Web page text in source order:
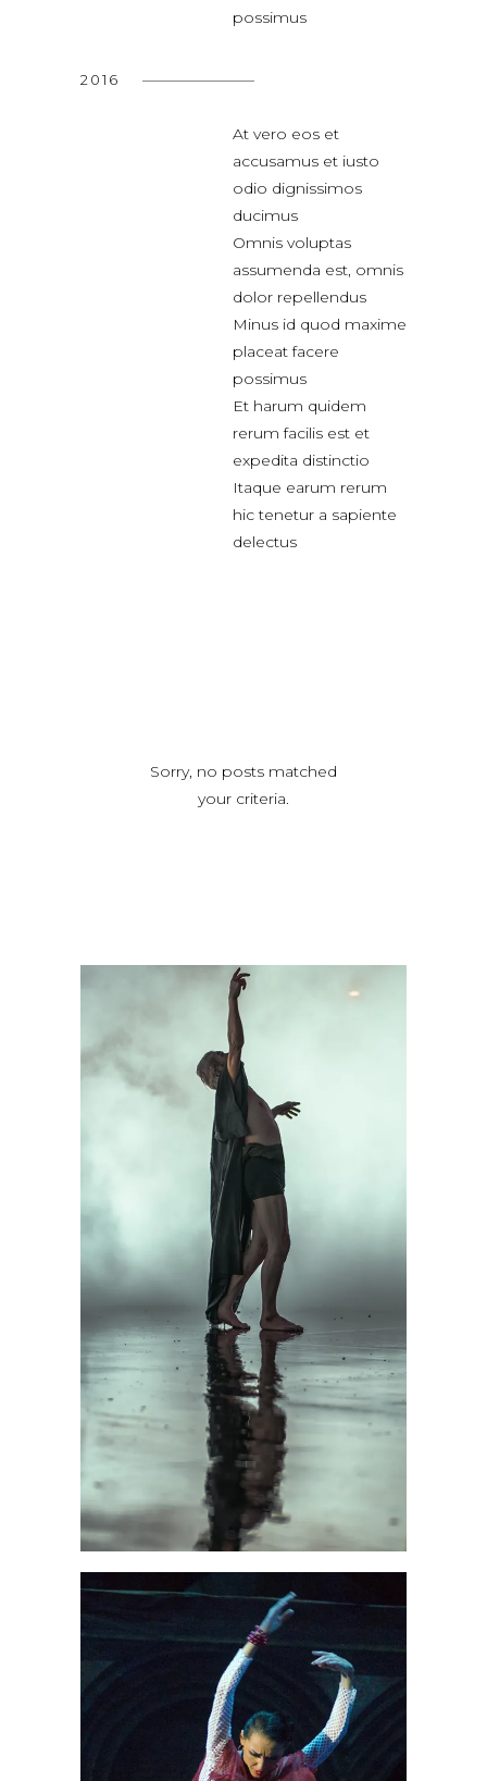
possimus
2016
At vero eos et
accusamus et iusto
odio dignissimos
ducimus
Omnis voluptas
assumenda est, omnis
dolor repellendus
Minus id quod maxime
placeat facere
possimus
Et harum quidem
rerum facilis est et
expedita distinctio
Itaque earum rerum
hic tenetur a sapiente
delectus
Sorry, no posts matched
your criteria.